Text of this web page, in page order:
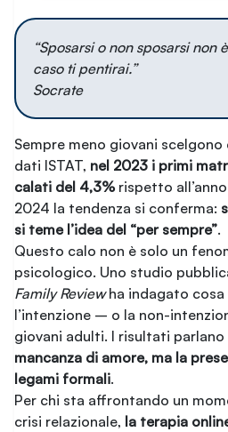
“Sposarsi o non sposarsi non
caso ti pentirai.”
Socrate
Sempre meno giovani
dati ISTAT, nel 2023 i primi
calati del 4,3%rispetto
2024 la tendenza si conferma:
si teme l’idea del “per sempre”.
Questo calo non è solo un
psicologico. Uno studio
Family Reviewha indagato cosa
l’intenzione – o la non-
giovani adulti. I risultati parlano
mancanza di amore, ma la
legami formali.
Per chi sta affrontando un
crisi relazionale, la terapia